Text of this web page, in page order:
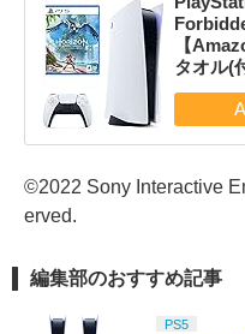
【
タオル(
©2022 Sony Interactive
erved.
編集部のおすすめ記事
PS5